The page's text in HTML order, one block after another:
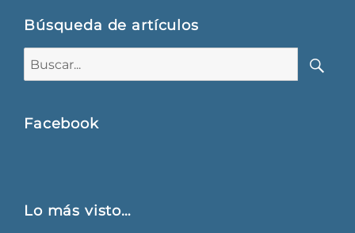
Búsqueda de artículos
Facebook
Lo más visto…